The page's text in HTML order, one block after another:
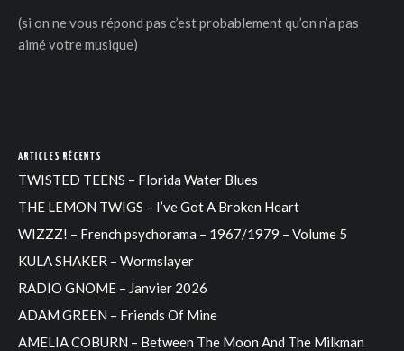
(si on ne vous répond pas c’est probablement qu’on n’a pas
aimé votre musique)
ARTICLES RÉCENTS
TWISTED TEENS – Florida Water Blues
THE LEMON TWIGS – I’ve Got A Broken Heart
WIZZZ! – French psychorama – 1967/1979 – Volume 5
KULA SHAKER – Wormslayer
RADIO GNOME – Janvier 2026
ADAM GREEN – Friends Of Mine
AMELIA COBURN – Between The Moon And The Milkman